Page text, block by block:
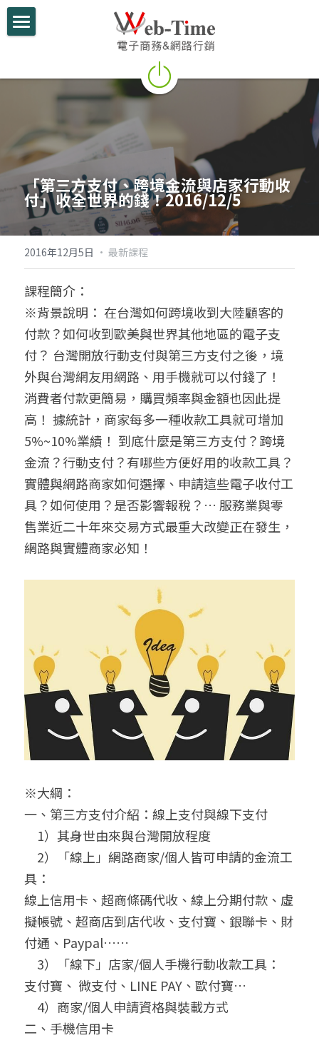
電商學堂
跨境行銷
微信行銷
網路開店
電商部落格
行動支付整合
跨境電商實績
聯絡我們
搜索
「第三方支付、跨境金流與店家行動收
付」收全世界的錢！2016/12/5
2016年12月5日 · 最新課程
課程簡介：
※背景說明： 在台灣如何跨境收到大陸顧客的
付款？如何收到歐美與世界其他地區的電子支
付？ 台灣開放行動支付與第三方支付之後，境
外與台灣網友用網路、用手機就可以付錢了！
消費者付款更簡易，購買頻率與金額也因此提
高！ 據統計，商家每多一種收款工具就可增加
5%~10%業績！ 到底什麼是第三方支付？跨境
金流？行動支付？有哪些方便好用的收款工具？
實體與網路商家如何選擇、申請這些電子收付工
具？如何使用？是否影響報稅？… 服務業與零
售業近二十年來交易方式最重大改變正在發生，
網路與實體商家必知！
※大綱：
一、第三方支付介紹：線上支付與線下支付
1）其身世由來與台灣開放程度
2）「線上」網路商家/個人皆可申請的金流工
具：
線上信用卡、超商條碼代收、線上分期付款、虛
擬帳號、超商店到店代收、支付寶、銀聯卡、財
付通、Paypal……
3）「線下」店家/個人手機行動收款工具：
支付寶、 微支付、LINE PAY、歐付寶…
4）商家/個人申請資格與裝載方式
二、手機信用卡